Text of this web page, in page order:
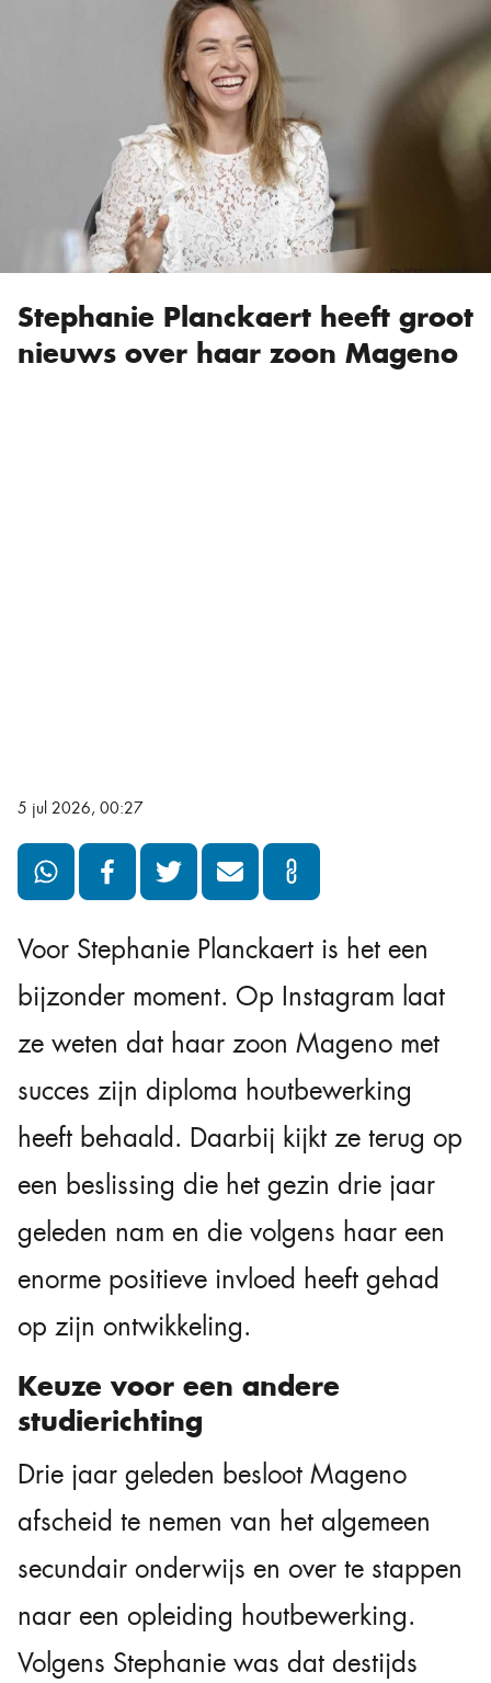
Stephanie Planckaert heeft groot
nieuws over haar zoon Mageno
5 jul 2026, 00:27
Voor Stephanie Planckaert is het een
bijzonder moment. Op Instagram laat
ze weten dat haar zoon Mageno met
succes zijn diploma houtbewerking
heeft behaald. Daarbij kijkt ze terug op
een beslissing die het gezin drie jaar
geleden nam en die volgens haar een
enorme positieve invloed heeft gehad
op zijn ontwikkeling.
Keuze voor een andere
studierichting
Drie jaar geleden besloot Mageno
afscheid te nemen van het algemeen
secundair onderwijs en over te stappen
naar een opleiding houtbewerking.
Volgens Stephanie was dat destijds